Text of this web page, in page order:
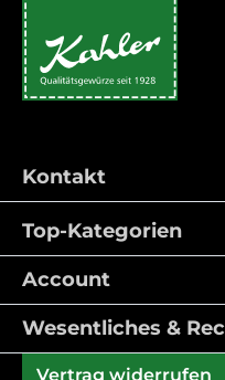
Kontakt
Top-Kategorien
Account
Wesentliches &
Vertrag widerrufen